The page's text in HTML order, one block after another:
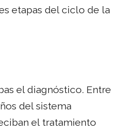
etapas del ciclo de la
el diagnóstico. Entre
del sistema
el tratamiento